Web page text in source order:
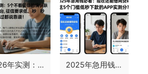
2026年实测：5个不看征信的快速借款平台，征信要求低、秒到账，用过都说靠谱！ 2025年急用钱必看：现在还能借网贷吗？这5个门槛低秒下款的APP实测分享